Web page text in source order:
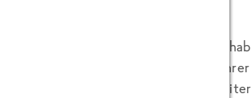
der Infood GmbH, ich denke wir
Gelegenheit zum Bekanntmachen ihrer
Transparenz gegeben. Bitte bei